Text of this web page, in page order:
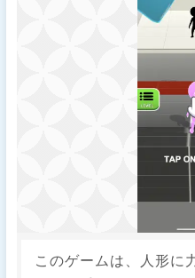
このゲームは、人形に